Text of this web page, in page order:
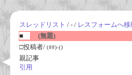
スレッドリスト / - / レスフォームへ移
■
(無題)
□投稿者/ (##)-()
親記事
引用